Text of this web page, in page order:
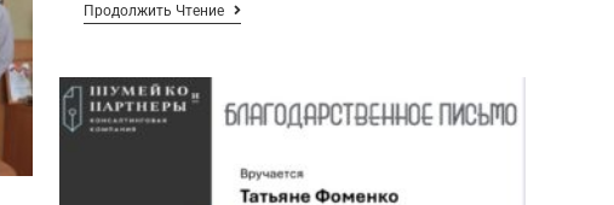
Продолжить Чтение